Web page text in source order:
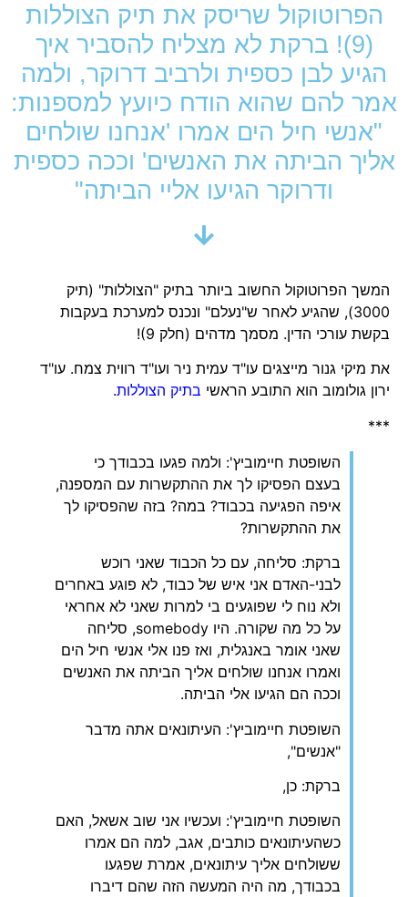
הפרוטוקול שריסק את תיק הצוללות
(9)! ברקת לא מצליח להסביר איך
הגיע לבן כספית ולרביב דרוקר, ולמה
אמר להם שהוא הודח כיועץ למספנות:
"אנשי חיל הים אמרו 'אנחנו שולחים
אליך הביתה את האנשים' וככה כספית
ודרוקר הגיעו אליי הביתה"
המשך הפרוטוקול החשוב ביותר בתיק "הצוללות" (תיק
3000), שהגיע לאחר ש"נעלם" ונכנס למערכת בעקבות
בקשת עורכי הדין. מסמך מדהים (חלק 9)!
את מיקי גנור מייצגים עו"ד עמית ניר ועו"ד רווית צמח. עו"ד
ירון גולומוב הוא התובע הראשי בתיק הצוללות.
***
השופטת חיימוביץ': ולמה פגעו בכבודך כי
בעצם הפסיקו לך את ההתקשרות עם המספנה,
איפה הפגיעה בכבוד? במה? בזה שהפסיקו לך
את ההתקשרות?
ברקת: סליחה, עם כל הכבוד שאני רוכש
לבני-האדם אני איש של כבוד, לא פוגע באחרים
ולא נוח לי שפוגעים בי למרות שאני לא אחראי
על כל מה שקורה. היו somebody, סליחה
שאני אומר באנגלית, ואז פנו אלי אנשי חיל הים
ואמרו אנחנו שולחים אליך הביתה את האנשים
וככה הם הגיעו אלי הביתה.
השופטת חיימוביץ': העיתונאים אתה מדבר
"אנשים",
ברקת: כן,
השופטת חיימוביץ': ועכשיו אני שוב אשאל, האם
כשהעיתונאים כותבים, אגב, למה הם אמרו
ששולחים אליך עיתונאים, אמרת שפגעו
בכבודך, מה היה המעשה הזה שהם דיברו